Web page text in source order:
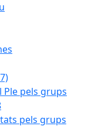
pels grups
pels grups